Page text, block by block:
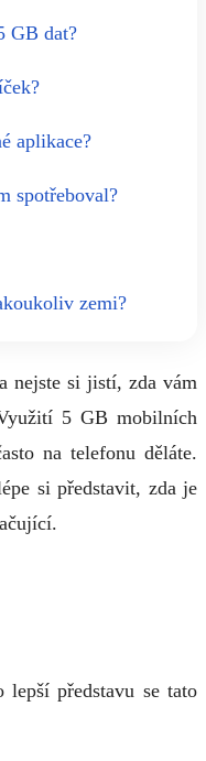
GB dat?
aplikace?
spotřeboval?
zemi?
nejste si jistí, zda vám
5 GB mobilních
na telefonu děláte.
si představit, zda je
lepší představu se tato